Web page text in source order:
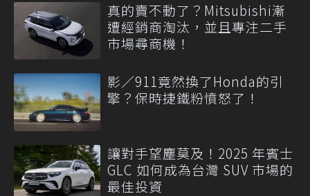
真的賣不動了？Mitsubishi漸
遭經銷商淘汰，並且專注二手
市場尋商機！
影／911竟然換了Honda的引
擎？保時捷鐵粉憤怒了！
讓對手望塵莫及！2025 年賓士
GLC 如何成為台灣 SUV 市場的
最佳投資